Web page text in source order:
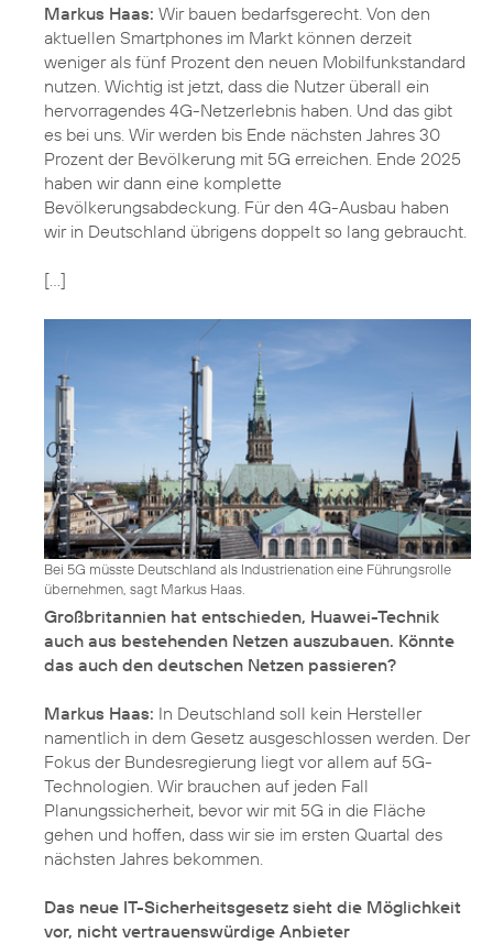
Markus Haas: Wir bauen bedarfsgerecht. Von den
aktuellen Smartphones im Markt können derzeit
weniger als fünf Prozent den neuen Mobilfunkstandard
nutzen. Wichtig ist jetzt, dass die Nutzer überall ein
hervorragendes 4G-Netzerlebnis haben. Und das gibt
es bei uns. Wir werden bis Ende nächsten Jahres 30
Prozent der Bevölkerung mit 5G erreichen. Ende 2025
haben wir dann eine komplette
Bevölkerungsabdeckung. Für den 4G-Ausbau haben
wir in Deutschland übrigens doppelt so lang gebraucht.
[...]
Bei 5G müsste Deutschland als Industrienation eine Führungsrolle
übernehmen, sagt Markus Haas.
Großbritannien hat entschieden, Huawei-Technik
auch aus bestehenden Netzen auszubauen. Könnte
das auch den deutschen Netzen passieren?
Markus Haas: In Deutschland soll kein Hersteller
namentlich in dem Gesetz ausgeschlossen werden. Der
Fokus der Bundesregierung liegt vor allem auf 5G-
Technologien. Wir brauchen auf jeden Fall
Planungssicherheit, bevor wir mit 5G in die Fläche
gehen und hoffen, dass wir sie im ersten Quartal des
nächsten Jahres bekommen.
Das neue IT-Sicherheitsgesetz sieht die Möglichkeit
vor, nicht vertrauenswürdige Anbieter